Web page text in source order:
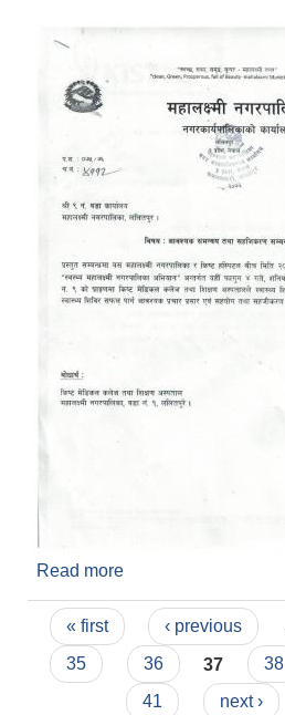
Read more
Pages
« first ‹ previous
35
36 37 38
41
next ›